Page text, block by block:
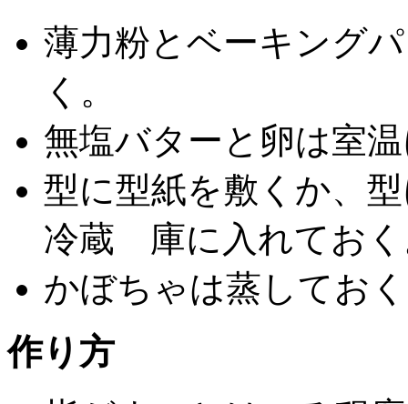
薄力粉とベーキング
く。
無塩バターと卵は室
型に型紙を敷くか、
冷蔵 庫に入れてお
かぼちゃは蒸してお
作り方